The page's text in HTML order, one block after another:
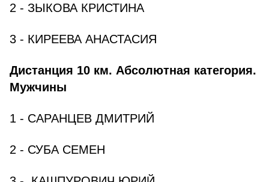
2 - ЗЫКОВА КРИСТИНА
3 - КИРЕЕВА АНАСТАСИЯ
Дистанция 10 км. Абсолютная категория.
Мужчины
1 - САРАНЦЕВ ДМИТРИЙ
2 - СУБА СЕМЕН